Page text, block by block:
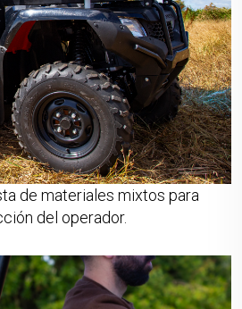
de materiales mixtos para
del operador.